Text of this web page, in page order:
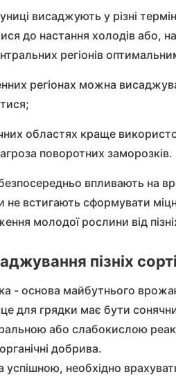
висаджують у різні
до настання холодів або,
регіонів
регіонах можна
областях краще
поворотних заморозків.
впливають на
не встигають сформувати
молодої рослини від
пізніх
- основа майбутнього
для грядки має бути
або слабокислою
добрива.
необхідно